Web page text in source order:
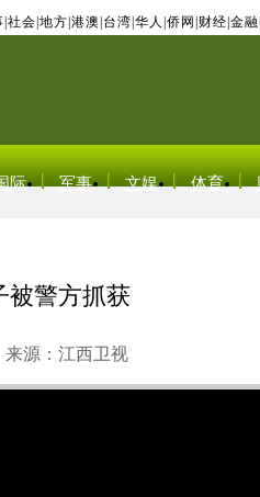
社会 地方 港澳 台湾 华人 侨网 财经 金融
际 军事 文娱 体育
被警方抓获
来源：江西卫视